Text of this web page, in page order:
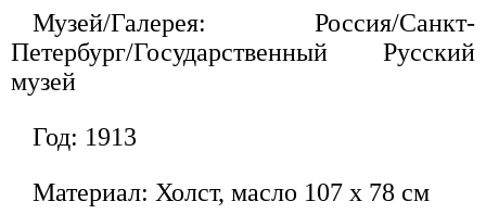
Музей/Галерея: Россия/Санкт-
Петербург/Государственный Русский
музей
Год: 1913
Материал: Холст, масло 107 x 78 см